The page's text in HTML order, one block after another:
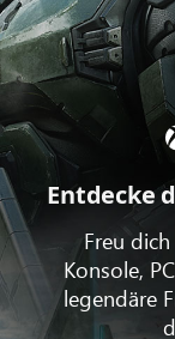
Entdecke
Freu
Konsole,
legendäre